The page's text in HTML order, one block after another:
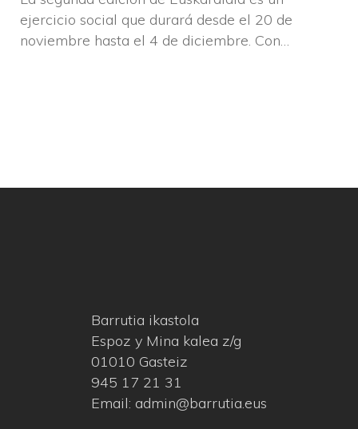
ejercicio social que durará desde el 20 de
noviembre hasta el 4 de diciembre. Con…
Barrutia ikastola
Espoz y Mina kalea z/g
01010 Gasteiz
945 17 21 31
Email: admin@barrutia.eus